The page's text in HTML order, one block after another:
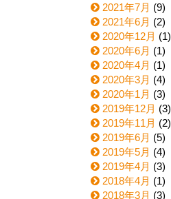
2021年7月 (9)
2021年6月 (2)
2020年12月 (1)
2020年6月 (1)
2020年4月 (1)
2020年3月 (4)
2020年1月 (3)
2019年12月 (3)
2019年11月 (2)
2019年6月 (5)
2019年5月 (4)
2019年4月 (3)
2018年4月 (1)
2018年3月 (3)